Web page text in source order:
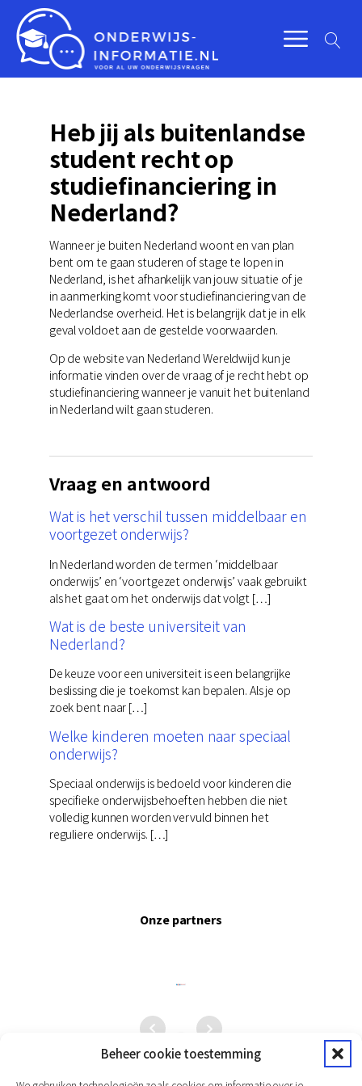
Beheer cookie toestemming
Heb jij als buitenlandse
student recht op
studiefinanciering in
Nederland?
Wanneer je buiten Nederland woont en van plan
bent om te gaan studeren of stage te lopen in
Nederland, is het afhankelijk van jouw situatie of je
in aanmerking komt voor studiefinanciering van de
Nederlandse overheid. Het is belangrijk dat je in elk
geval voldoet aan de gestelde voorwaarden.
Op de website van Nederland Wereldwijd kun je
informatie vinden over de vraag of je recht hebt op
studiefinanciering wanneer je vanuit het buitenland
in Nederland wilt gaan studeren.
Vraag en antwoord
Wat is het verschil tussen middelbaar en
voortgezet onderwijs?
In Nederland worden de termen ‘middelbaar
onderwijs’ en ‘voortgezet onderwijs’ vaak gebruikt
als het gaat om het onderwijs dat volgt […]
Wat is de beste universiteit van
Nederland?
De keuze voor een universiteit is een belangrijke
beslissing die je toekomst kan bepalen. Als je op
zoek bent naar […]
Welke kinderen moeten naar speciaal
onderwijs?
Speciaal onderwijs is bedoeld voor kinderen die
specifieke onderwijsbehoeften hebben die niet
volledig kunnen worden vervuld binnen het
reguliere onderwijs. […]
Onze partners